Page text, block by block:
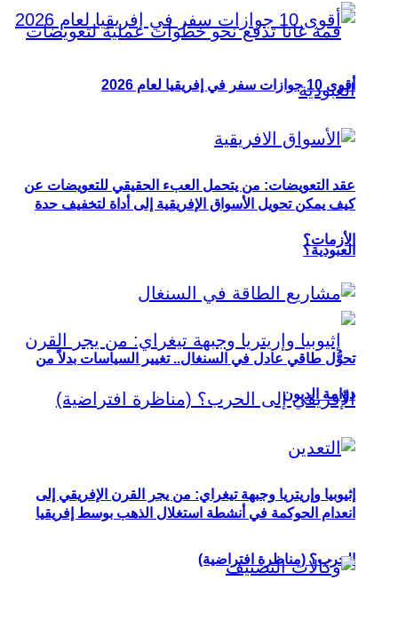
عقد التعويضات: من يتحمل العبء الحقيقي للتعويضات عن
العبودية؟
إثيوبيا وإريتريا وجبهة تيغراي: من يجر القرن الإفريقي إلى
الحرب؟ (مناظرة افتراضية)
أقوى 10 جوازات سفر في إفريقيا لعام 2026
كيف يمكن تحويل الأسواق الإفريقية إلى أداة لتخفيف حدة
الأزمات؟
تحوُّل طاقي عادل في السنغال.. تغيير السياسات بدلاً من
دوّامة الديون
انعدام الحوكمة في أنشطة استغلال الذهب بوسط إفريقيا